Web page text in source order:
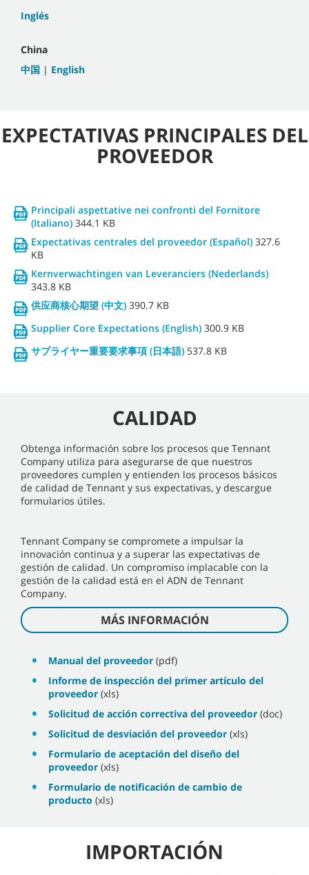
Inglés
China
中国 | English
EXPECTATIVAS PRINCIPALES DEL
PROVEEDOR
Principali aspettative nei confronti del Fornitore
(Italiano) 344.1 KB
Expectativas centrales del proveedor (Español) 327.6
KB
Kernverwachtingen van Leveranciers (Nederlands)
343.8 KB
供应商核心期望 (中文) 390.7 KB
Supplier Core Expectations (English) 300.9 KB
サプライヤー重要要求事項 (日本語) 537.8 KB
CALIDAD
Obtenga información sobre los procesos que Tennant
Company utiliza para asegurarse de que nuestros
proveedores cumplen y entienden los procesos básicos
de calidad de Tennant y sus expectativas, y descargue
formularios útiles.
Tennant Company se compromete a impulsar la
innovación continua y a superar las expectativas de
gestión de calidad. Un compromiso implacable con la
gestión de la calidad está en el ADN de Tennant
Company.
MÁS INFORMACIÓN
Manual del proveedor (pdf)
Informe de inspección del primer artículo del
proveedor (xls)
Solicitud de acción correctiva del proveedor (doc)
Solicitud de desviación del proveedor (xls)
Formulario de aceptación del diseño del
proveedor (xls)
Formulario de notificación de cambio de
producto (xls)
IMPORTACIÓN